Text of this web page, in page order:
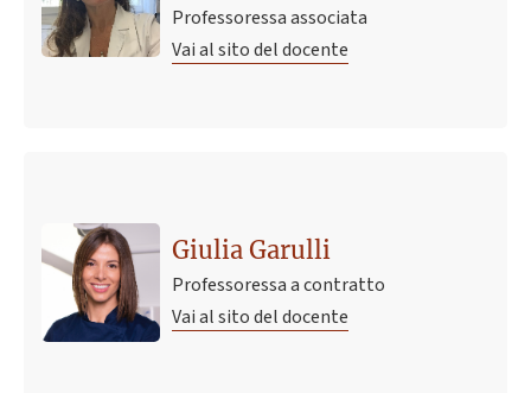
Professoressa associata
Vai al sito del docente
Giulia Garulli
Professoressa a contratto
Vai al sito del docente